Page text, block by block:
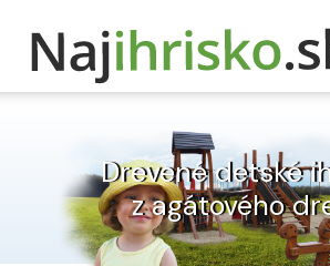
Drevené detské
z agátového